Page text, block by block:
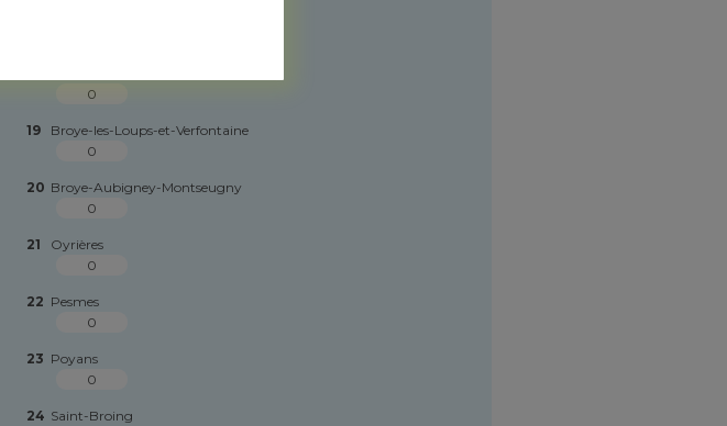
0
19
Broye-les-Loups-et-Verfontaine
0
20 Broye-Aubigney-Montseugny
0
21
Oyrières
0
22 Pesmes
0
23 Poyans
0
24 Saint-Broing